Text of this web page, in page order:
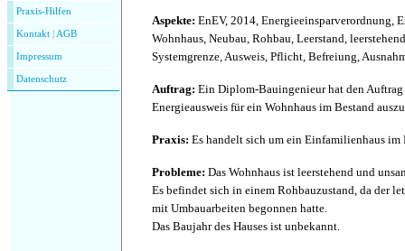
Praxis-Hilfen
Kontakt AGB
Impressum
Datenschutz
Aspekte: EnEV, 2014, Energieeinsparverordnung,
Wohnhaus, Neubau, Rohbau, Leerstand,
Systemgrenze, Ausweis, Pflicht, Befreiung,
Auftrag: Ein Diplom-Bauingenieur hat den
Energieausweis für ein Wohnhaus im Bestand
Praxis: Es handelt sich um ein Einfamilienhaus im
Probleme: Das Wohnhaus ist leerstehend und
Es befindet sich in einem Rohbauzustand, da der
mit Umbauarbeiten begonnen hatte.
Das Baujahr des Hauses ist unbekannt.